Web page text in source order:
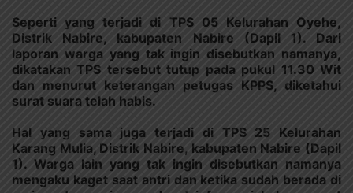
Seperti yang terjadi di TPS 05 Kelurahan Oyehe,
Distrik Nabire, kabupaten Nabire (Dapil 1). Dari
laporan warga yang tak ingin disebutkan namanya,
dikatakan TPS tersebut tutup pada pukul 11.30 Wit
dan menurut keterangan petugas KPPS, diketahui
surat suara telah habis.
Hal yang sama juga terjadi di TPS 25 Kelurahan
Karang Mulia, Distrik Nabire, kabupaten Nabire (Dapil
1). Warga lain yang tak ingin disebutkan namanya
mengaku kaget saat antri dan ketika sudah berada di